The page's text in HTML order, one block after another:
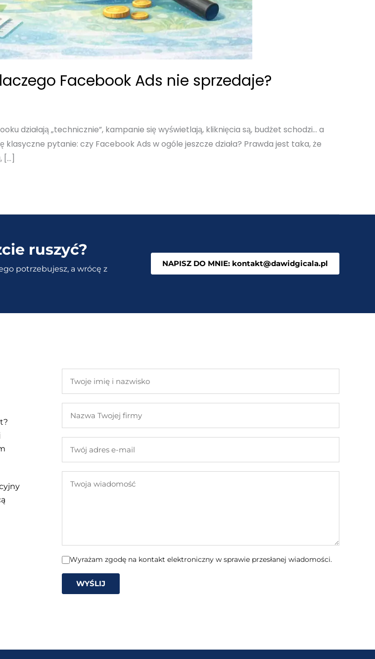
Facebook Ads nie sprzedaje?
działają „technicznie”, kampanie się wyświetlają, kliknięcia są, budżet schodzi… a
pytanie: czy Facebook Ads w ogóle jeszcze działa? Prawda jest taka, że
[…]
ruszyć?
potrzebujesz, a wrócę z
NAPISZ DO MNIE: kontakt@dawidgicala.pl
imię
nazwisko
Twojej
adres
mail
wiadomość
Wyrażam zgodę na kontakt elektroniczny w sprawie przesłanej wiadomości.
WYŚLIJ